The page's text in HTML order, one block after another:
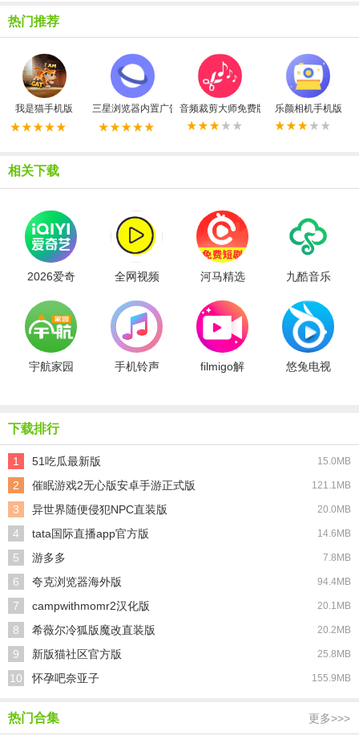
热门推荐
我是猫手机版 三星浏览器内置广告拦截器最新版
音频裁剪大师免费版 乐颜相机手机版
相关下载
2026爱奇
全部免费
最新版
全网视频
机版
河马精选
九酷音乐
宇航家园
手机铃声
filmigo解
悠兔电视
下载排行
1 51吃瓜最新版 15.0MB
2 催眠游戏2无心版安卓手游正式版 121.1MB
3 异世界随便侵犯NPC直装版 20.0MB
4 tata国际直播app官方版 14.6MB
5 游多多 7.8MB
6 夸克浏览器海外版 94.4MB
7 campwithmomr2汉化版 20.1MB
8 希薇尔冷狐版魔改直装版 20.2MB
9 新版猫社区官方版 25.8MB
10 怀孕吧奈亚子 155.9MB
热门合集 更多>>>